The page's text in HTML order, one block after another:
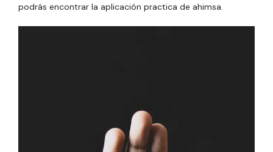
podrás encontrar la aplicación practica de ahimsa.